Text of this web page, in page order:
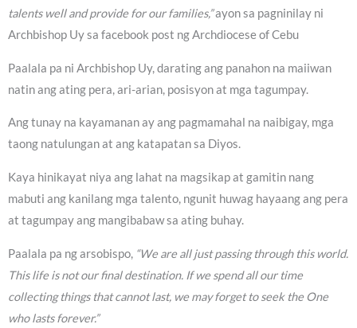
talents well and provide for our families,”ayon sa pagninilay ni
Archbishop Uy sa facebook post ng Archdiocese of Cebu
Paalala pa ni Archbishop Uy, darating ang panahon na maiiwan
natin ang ating pera, ari-arian, posisyon at mga tagumpay.
Ang tunay na kayamanan ay ang pagmamahal na naibigay, mga
taong natulungan at ang katapatan sa Diyos.
Kaya hinikayat niya ang lahat na magsikap at gamitin nang
mabuti ang kanilang mga talento, ngunit huwag hayaang ang pera
at tagumpay ang mangibabaw sa ating buhay.
Paalala pa ng arsobispo, “We are all just passing through this world.
This life is not our final destination. If we spend all our time
collecting things that cannot last, we may forget to seek the One
who lasts forever.”